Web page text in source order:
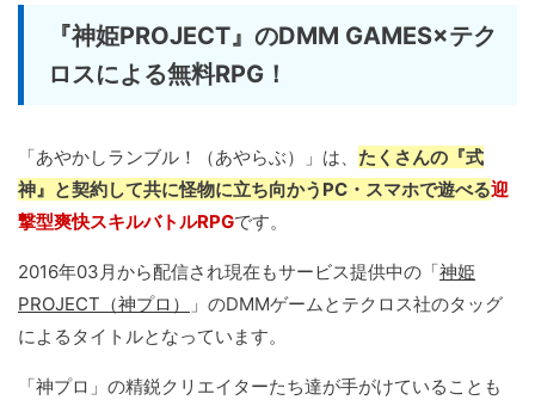
『神姫PROJECT』のDMM GAMES×テク
ロスによる無料RPG！
「あやかしランブル！（あやらぶ）」は、 たくさんの『式
神』と契約して共に怪物に立ち向かうPC・スマホで遊べる迎
撃型爽快スキルバトルRPGです。
2016年03月から配信され現在もサービス提供中の「神姫
PROJECT（神プロ）
」のDMMゲームとテクロス社のタッグ
によるタイトルとなっています。
「神プロ」の精鋭クリエイターたち達が手がけていることも